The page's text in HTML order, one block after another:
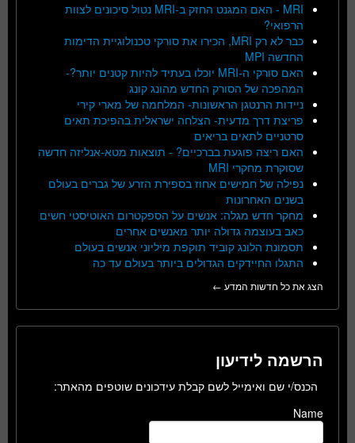
MRI - האם המגנט החזק ב-MRI נטול סיכונים לצוות
הרפואי?
כבר לא רק MRI, הכירו את סורקי טכנולוגיית הדימות
החדשה MPI
האם סורקי ה-MRI יוכלו בעתיד להיות קטנים יותר?-
המהפכה של הסורק החדש מהונג קונג
ניידות הרנטגן הראשונות- המלחמה של מארי קירי
פריצת דרך מדעית- הצלחה ישראלית בהפיכת תאים
סרטניים לתאים בריאים
האם ריצה פוגעת בברכיים? - תוצאות מטא-אנליזה חדשה
שסוקרת מחקרי MRI
נפילה של חמישים אחוז בספירת הזרע של גברים בעולם
בשנים האחרונות
מחקר חדש מגלה: אנשים על הספקטרום האוטיסטי חשים
כאב בעוצמה גדולה יותר מאנשים אחרים
תסמונת הלונג קוביד תוקפת מיליוני אנשים בעולם
התגלו החיידקים הגדולים ביותר בעולם עד כה
הצג את כל חדשות המדע ←
הרשמה לידיעון
הכנס/י שם ואימייל לשם קבלת עידכונים שוטפים מהאתר:
Name